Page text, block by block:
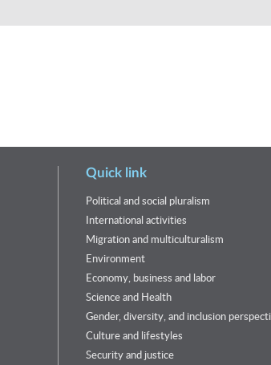
Quick link
Political and social pluralism
International activities
Migration and multiculturalism
Environment
Economy, business and labor
Science and Health
Gender, diversity, and inclusion
Culture and lifestyles
Security and justice